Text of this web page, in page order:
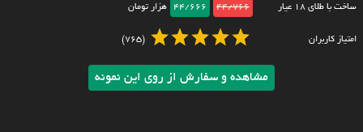
ساخت با طلای ۱۸ عیار 44/766
44/666 هزار تومان
امتیاز کاربران (765)
مشاهده و سفارش از روی این نمونه